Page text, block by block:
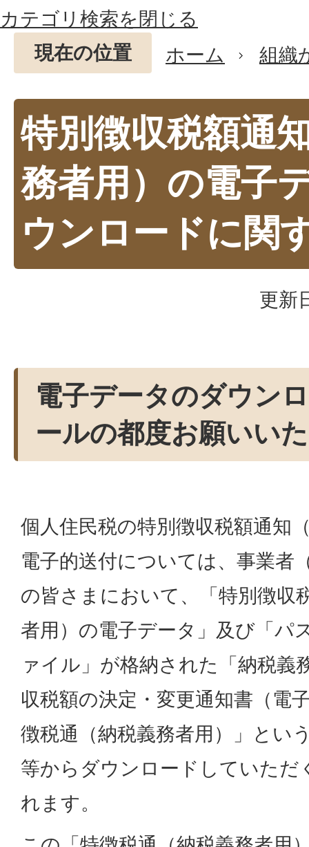
カテゴリ検索を閉じる
現在の位置
ホーム 組織
特別徴収税額通
務者用）の電子
ウンロードに関
更新
電子データのダウン
ールの都度お願いい
個人住民税の特別徴収税額通知
電子的送付については、事業者
の皆さまにおいて、「特別徴収
者用）の電子データ」及び「パ
ァイル」が格納された「納税義
収税額の決定・変更通知書（電
徴税通（納税義務者用）」とい
等からダウンロードしていただ
れます。